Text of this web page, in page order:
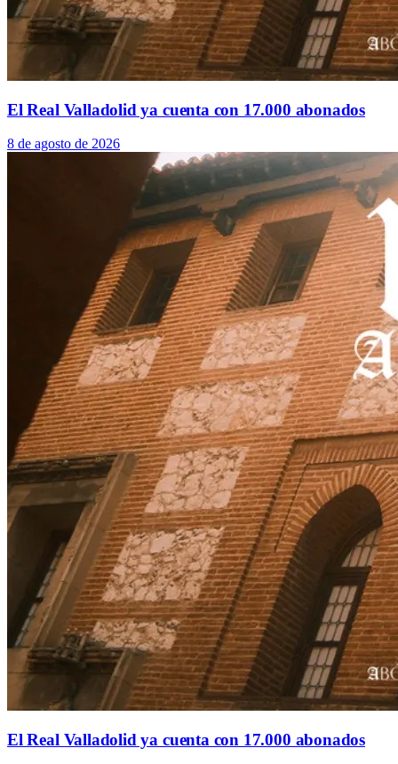
El Real Valladolid ya cuenta con 17.000 abonados
8 de agosto de 2026
El Real Valladolid ya cuenta con 17.000 abonados